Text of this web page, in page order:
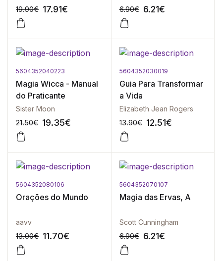
19.90€ 17.91€ 6.90€ 6.21€
5604352040223
Magia Wicca - Manual
do Praticante
Sister Moon
21.50€ 19.35€
5604352030019
Guia Para Transformar
a Vida
Elizabeth Jean Rogers
13.90€ 12.51€
5604352080106
Orações do Mundo
aavv
13.00€ 11.70€
5604352070107
Magia das Ervas, A
Scott Cunningham
6.90€ 6.21€